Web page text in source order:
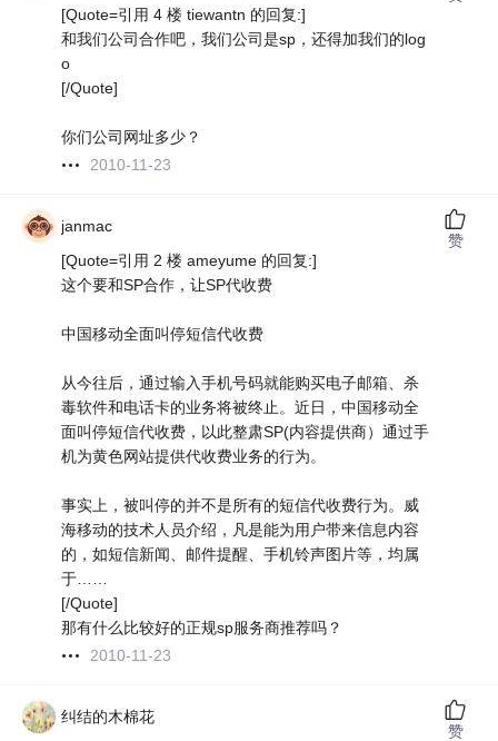
[Quote=引用 4 楼 tiewantn 的回复:]
和我们公司合作吧，我们公司是sp，还得加我们的log
o
[/Quote]
你们公司网址多少？
2010-11-23
janmac
[Quote=引用 2 楼 ameyume 的回复:]
这个要和SP合作，让SP代收费
中国移动全面叫停短信代收费
从今往后，通过输入手机号码就能购买电子邮箱、杀
毒软件和电话卡的业务将被终止。近日，中国移动全
面叫停短信代收费，以此整肃SP(内容提供商）通过手
机为黄色网站提供代收费业务的行为。
事实上，被叫停的并不是所有的短信代收费行为。威
海移动的技术人员介绍，凡是能为用户带来信息内容
的，如短信新闻、邮件提醒、手机铃声图片等，均属
于……
[/Quote]
那有什么比较好的正规sp服务商推荐吗？
2010-11-23
赞
纠结的木棉花
赞